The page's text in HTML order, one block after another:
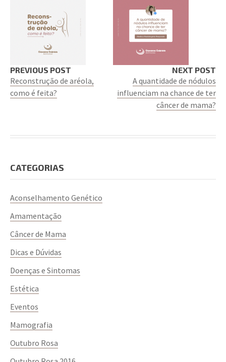
PREVIOUS POST
Reconstrução de aréola,
como é feita?
NEXT POST
A quantidade de nódulos
influenciam na chance de ter
câncer de mama?
CATEGORIAS
Aconselhamento Genético
Amamentação
Câncer de Mama
Dicas e Dúvidas
Doenças e Sintomas
Estética
Eventos
Mamografia
Outubro Rosa